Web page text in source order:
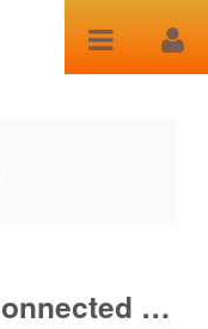
Electronics - 5G Connected Vehicle Hub_HQ_Mar21_v2.pdf